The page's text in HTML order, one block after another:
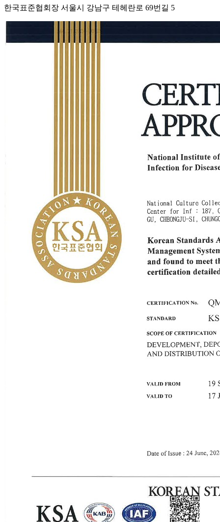
한국표준협회장 서울시 강남구 테헤란로 69번길 5